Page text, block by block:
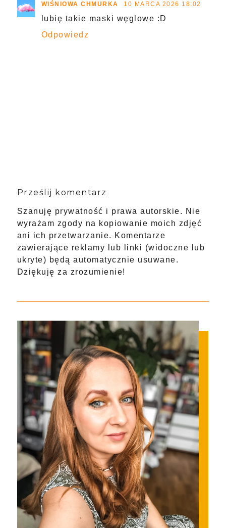
WIŚNIOWA CHMURKA 10 MARCA 2026 18:02
lubię takie maski węglowe :D
Odpowiedz
Prześlij komentarz
Szanuję prywatność i prawa autorskie. Nie
wyrażam zgody na kopiowanie moich zdjęć
ani ich przetwarzanie. Komentarze
zawierające reklamy lub linki (widoczne lub
ukryte) będą automatycznie usuwane.
Dziękuję za zrozumienie!